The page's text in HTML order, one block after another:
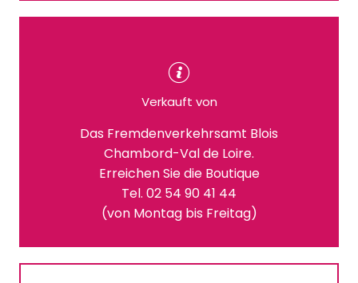
Verkauft von
Das Fremdenverkehrsamt Blois
Chambord-Val de Loire.
Erreichen Sie die Boutique
Tel. 02 54 90 41 44
(von Montag bis Freitag)